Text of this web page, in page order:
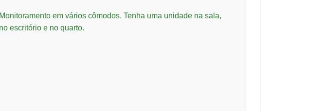
Monitoramento em vários cômodos. Tenha uma unidade na sala,
no escritório e no quarto.